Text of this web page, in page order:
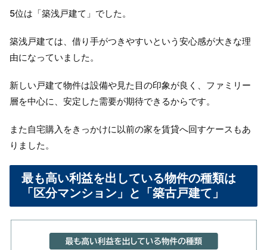
5位は「築浅戸建て」でした。
築浅戸建ては、借り手がつきやすいという安心感が大きな理
由になっていました。
新しい戸建て物件は設備や見た目の印象が良く、ファミリー
層を中心に、安定した需要が期待できるからです。
また自宅購入をきっかけに以前の家を賃貸へ回すケースもあ
りました。
最も高い利益を出している物件の種類は
「区分マンション」と「築古戸建て」